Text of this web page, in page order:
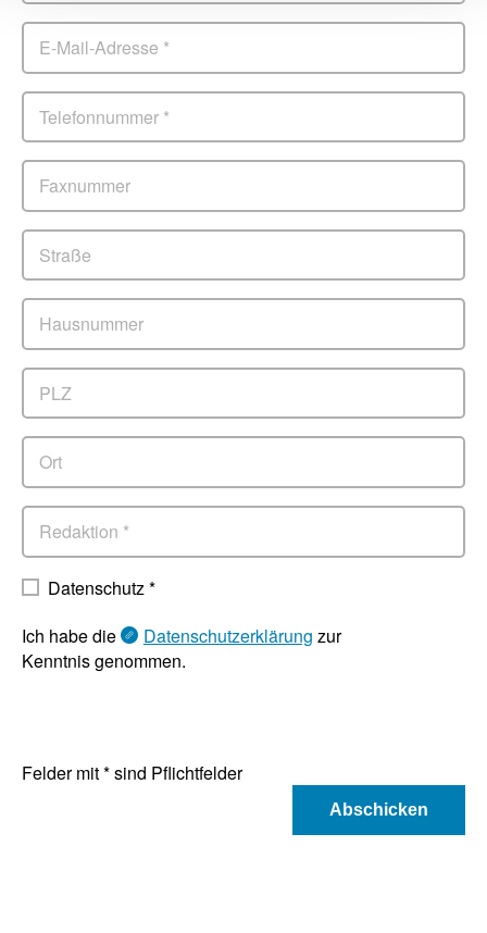
E-Mail-Adresse *
Telefonnummer *
Faxnummer
Straße
Hausnummer
PLZ
Ort
Redaktion *
Datenschutz*
Ich habe die
Datenschutzerklärung zur
Kenntnis genommen.
Felder mit * sind Pflichtfelder
Abschicken